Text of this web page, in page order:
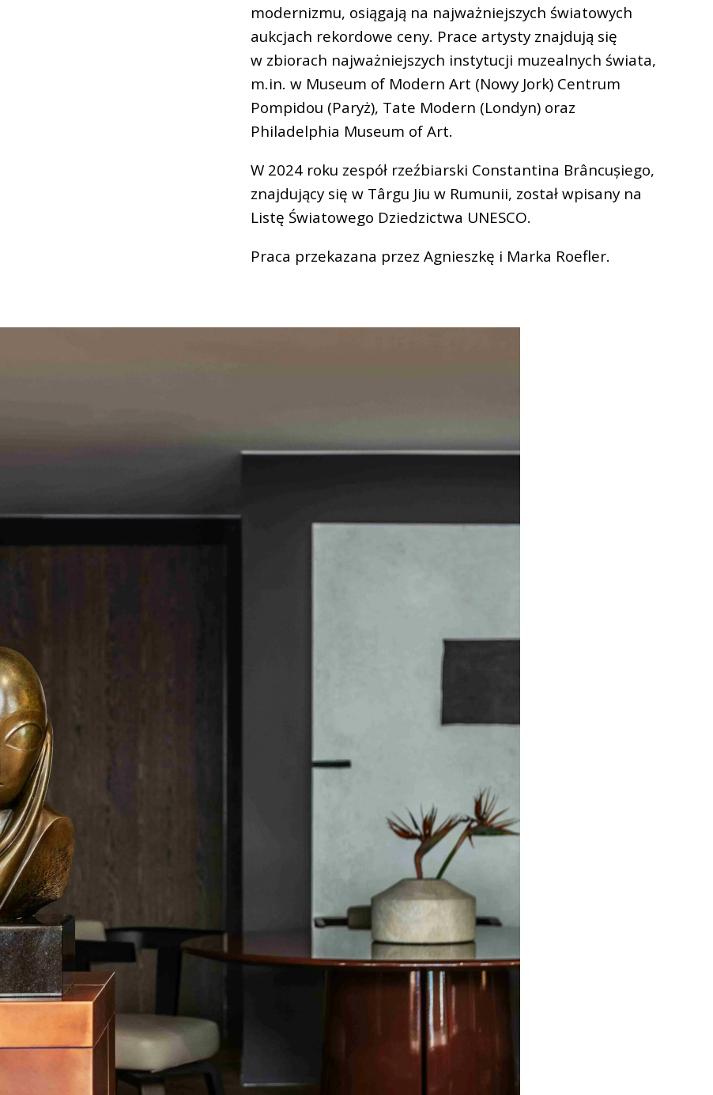
modernizmu, osiągają na najważniejszych światowych
aukcjach rekordowe ceny. Prace artysty znajdują się
w zbiorach najważniejszych instytucji muzealnych świata,
m.in. w Museum of Modern Art (Nowy Jork) Centrum
Pompidou (Paryż), Tate Modern (Londyn) oraz
Philadelphia Museum of Art.
W 2024 roku zespół rzeźbiarski Constantina Brâncușiego,
znajdujący się w Târgu Jiu w Rumunii, został wpisany na
Listę Światowego Dziedzictwa UNESCO.
Praca przekazana przez Agnieszkę i Marka Roefler.